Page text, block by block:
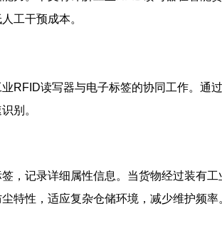
工干预成本。
读写器与电子标签的协同工作。通过
别。
记录详细属性信息。当货物经过装有工
特性，适应复杂仓储环境，减少维护频率